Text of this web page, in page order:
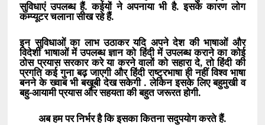
सुविधाएं उपलब्ध हैं. कईयों ने अपनाया भी है. इसके कारण लोग
कम्प्यूटर चलाना सीख रहे हैं.
इन सुविधाओं का लाभ उठाकर यदि अपने देश की भाषाओं और
विदेशी भाषाओं में उपलब्ध ज्ञान को हिंदी में उपलब्ध कराने का कोई
ठोस प्रयास सरकार करे या करने वालों को सहारा दे, तो हिंदी की
प्रगति कई गुना बढ़ जाएगी और हिंदी राष्ट्रभाषा ही नहीं विश्व भाषा
बनने के ख्वाब भी बखूबी देख सकेगी . लेकिन इसके लिए बहुमुखी व
बहु-आयामी प्रयास और सहयता की बहुत जरूरत होगी.
अब हम पर निर्भर है कि इसका कितना सदुपयोग करते हैं.